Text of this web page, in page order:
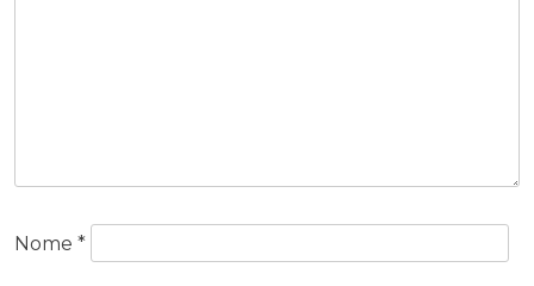
Nome *